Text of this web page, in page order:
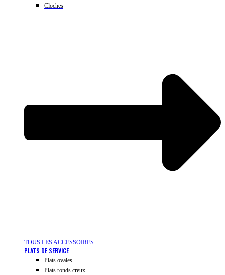
Cloches
TOUS LES ACCESSOIRES
PLATS DE SERVICE
Plats ovales
Plats ronds creux